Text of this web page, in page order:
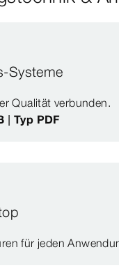
Systeme
Qualität verbunden.
| Typ PDF
für jeden